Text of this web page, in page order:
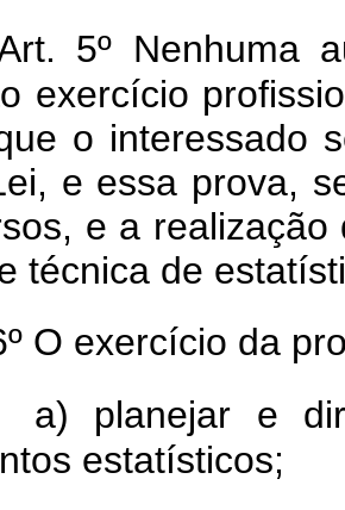
5º Nenhuma
exercício
o interessado
e essa prova,
e a
técnica de
O exercício da
a) planejar e
estatísticos;